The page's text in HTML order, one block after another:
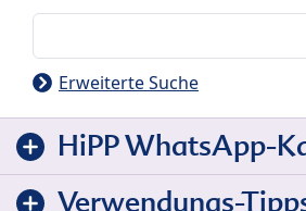
Erweiterte Suche
HiPP WhatsApp-
Verwendungs-